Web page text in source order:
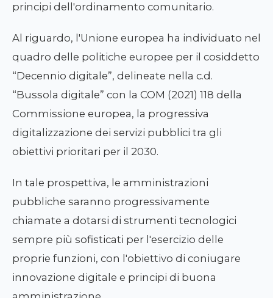
principi dell'ordinamento comunitario.
Al riguardo, l'Unione europea ha individuato nel
quadro delle politiche europee per il cosiddetto
“Decennio digitale”, delineate nella c.d.
“Bussola digitale” con la COM (2021) 118 della
Commissione europea, la progressiva
digitalizzazione dei servizi pubblici tra gli
obiettivi prioritari per il 2030.
In tale prospettiva, le amministrazioni
pubbliche saranno progressivamente
chiamate a dotarsi di strumenti tecnologici
sempre più sofisticati per l'esercizio delle
proprie funzioni, con l'obiettivo di coniugare
innovazione digitale e principi di buona